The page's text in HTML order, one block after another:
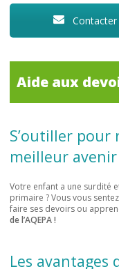
Aide aux
S’outiller pour
meilleur
Votre enfant a une surdité
primaire ? Vous vous
faire ses devoirs ou
de l’AQEPA !
Les avantages